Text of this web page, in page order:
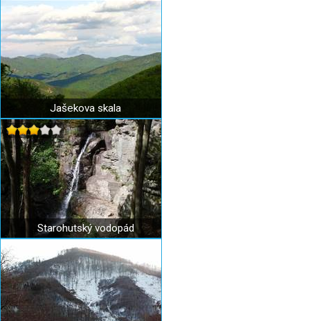
Jašekova skala
Starohutský vodopád